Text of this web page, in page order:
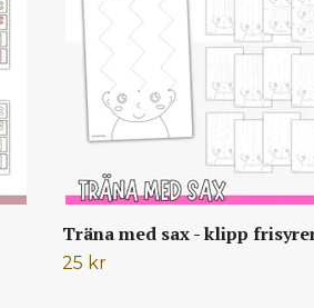
Träna med sax - klipp
25 kr